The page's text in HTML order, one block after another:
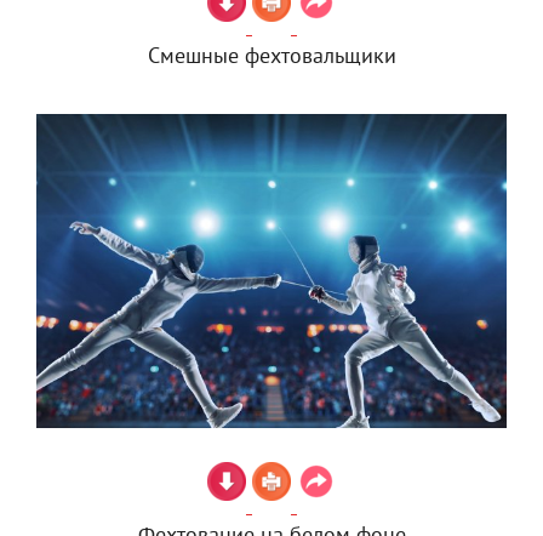
Смешные фехтовальщики